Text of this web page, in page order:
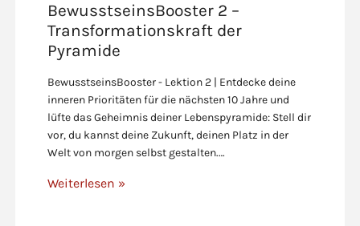
BewusstseinsBooster 2 –
Transformationskraft der
Pyramide
BewusstseinsBooster - Lektion 2 | Entdecke deine
inneren Prioritäten für die nächsten 10 Jahre und
lüfte das Geheimnis deiner Lebenspyramide: Stell dir
vor, du kannst deine Zukunft, deinen Platz in der
Welt von morgen selbst gestalten.…
Weiterlesen »